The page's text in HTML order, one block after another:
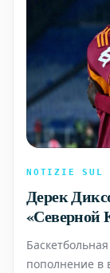
NOTIZIE SUL
Дерек
«Северной
пополнение в